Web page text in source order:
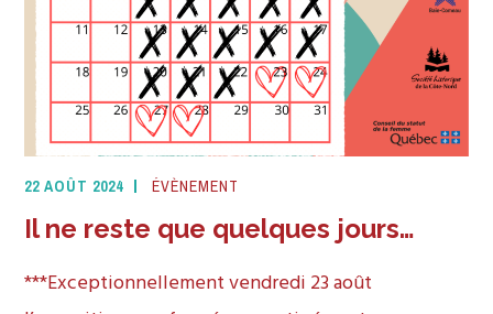
22 AOÛT 2024 ÉVÈNEMENT
Il ne reste que quelques jours…
***Exceptionnellement vendredi 23 août